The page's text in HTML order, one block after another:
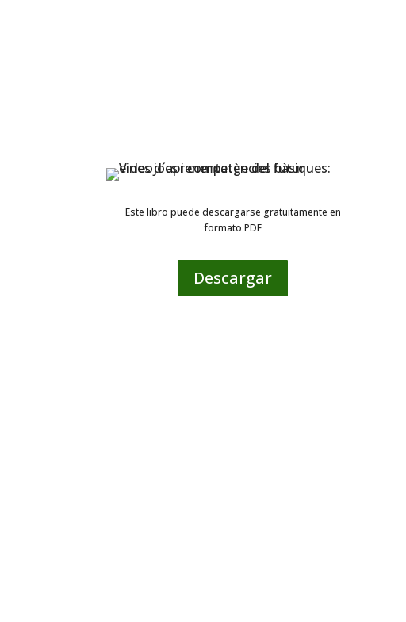
Este libro puede descargarse gratuitamente en
formato PDF
Descargar